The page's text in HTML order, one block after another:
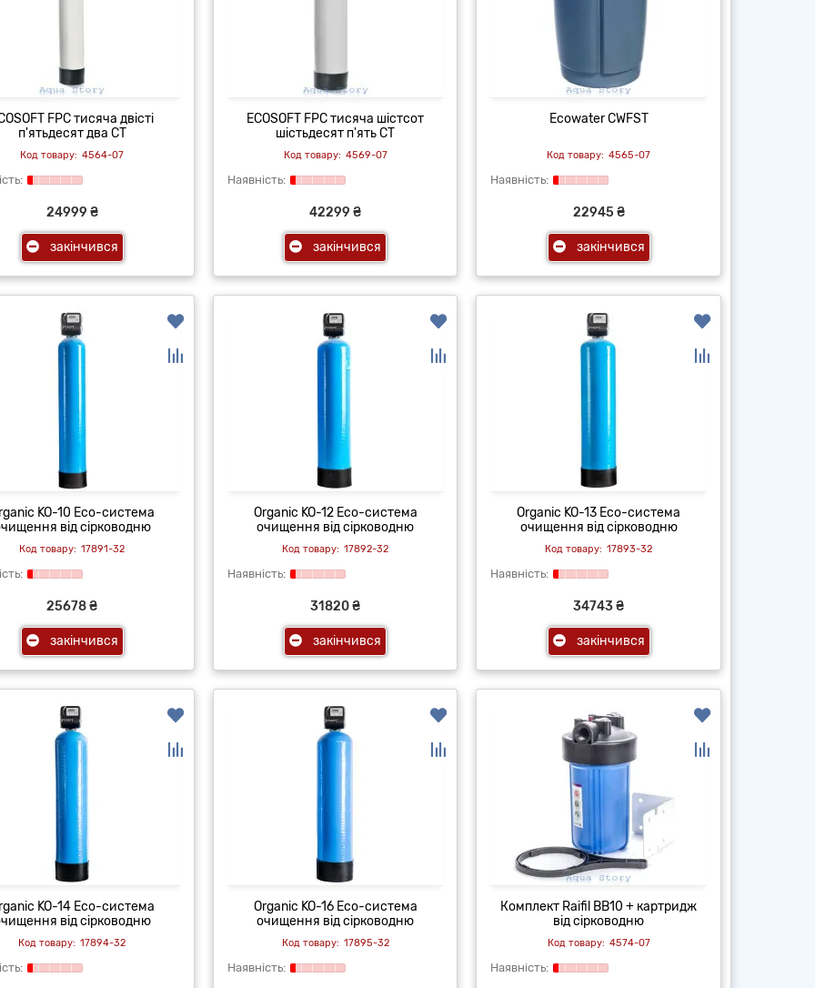
FPС тисяча двісті
п'ятьдесят два CT
4564-07
24999 ₴
закінчився
ECOSOFT FPС тисяча шістсот
шістьдесят п'ять CT
4569-07
42299 ₴
закінчився
Ecowater CWFST
4565-07
22945 ₴
закінчився
KO-10 Eco-система
від сірководню
17891-32
25678 ₴
закінчився
Organic KO-12 Eco-система
очищення від сірководню
17892-32
31820 ₴
закінчився
Organic KO-13 Eco-система
очищення від сірководню
17893-32
34743 ₴
закінчився
KO-14 Eco-cистема
від сірководню
17894-32
Organic KO-16 Eco-cистема
очищення від сірководню
17895-32
Комплект Raifil BB10 + картридж
від сірководню
4574-07